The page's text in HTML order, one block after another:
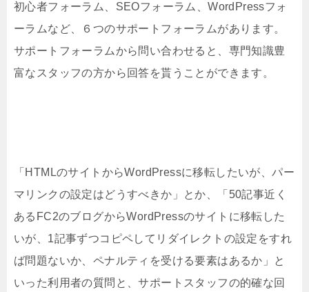
初心者フォーラム、SEOフォーラム、WordPressフォ
ーラムなど、６つのサポートフォーラムがあります。
サポートフォーラムから問い合わせると、専門知識豊
富なスタッフの方から回答を貰うことができます。
「HTMLのサイトからWordPressに移転したいが、パー
マリンクの設定はどうすべきか」とか、「50記事近く
あるFC2のブログからWordPressのサイトに移転した
いが、1記事ずつコピペしてリダイレクトの設定をすれ
ば問題ないか、ペナルティを受ける要素はあるか」と
いった利用者の質問と、サポートスタッフの的確な回